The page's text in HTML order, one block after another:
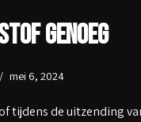
genoeg
mei 6, 2024
tijdens de uitzending